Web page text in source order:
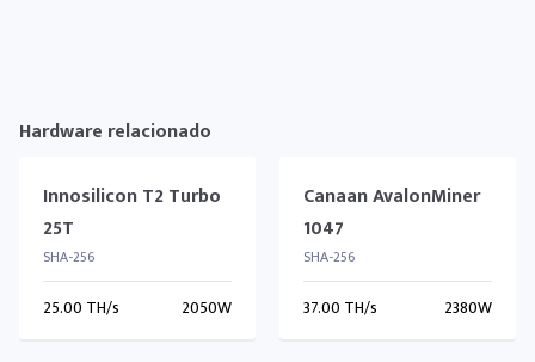
Hardware relacionado
Innosilicon T2 Turbo
25T
SHA-256
25.00 TH/s 2050W
Canaan AvalonMiner
1047
SHA-256
37.00 TH/s 2380W